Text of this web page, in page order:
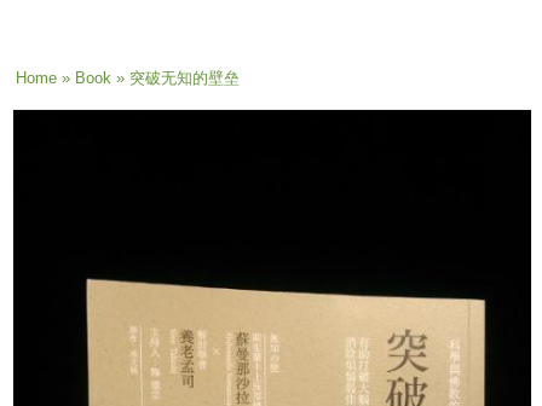
You are here
Home» Book» 突破无知的壁垒